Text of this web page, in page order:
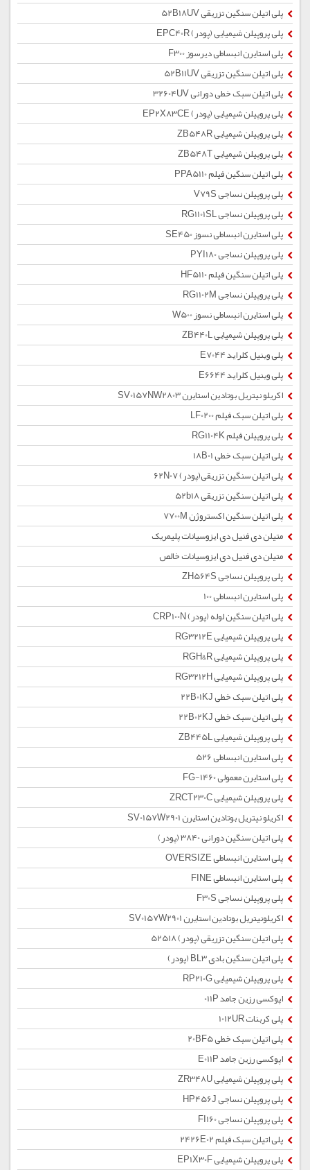
پلی اتیلن سنگین تزریقی 52B18UV
پلی پروپیلن شیمیایی (پودر) EPC40R
پلی استایرن انبساطی دیرسوز F300
پلی اتیلن سنگین تزریقی 52B11UV
پلی اتیلن سبک خطی دورانی 32604UV
پلی پروپیلن شیمیایی (پودر) EP2X83CE
پلی پروپیلن شیمیایی ZB548R
پلی پروپیلن شیمیایی ZB548T
پلی اتیلن سنگین فیلم PPA5110
پلی پروپیلن نساجی V79S
پلی پروپیلن نساجی RG1101SL
پلی استایرن انبساطی نسوز SE450
پلی پروپیلن نساجی PYI180
پلی اتیلن سنگین فیلم HF5110
پلی پروپیلن نساجی RG1102M
پلی استایرن انبساطی نسوز W500
پلی پروپیلن شیمیایی ZB440L
پلی وینیل کلراید E7044
پلی وینیل کلراید E6644
اکریلو نیتریل بوتادین استایرن SV0157NW2803
پلی اتیلن سبک فیلم LF0200
پلی پروپیلن فیلم RG1104K
پلی اتیلن سبک خطی 18B01
پلی اتیلن سنگین تزریقی(پودر) 62N07
پلی اتیلن سنگین تزریقی 52b18
پلی اتیلن سنگین اکستروژن 7700M
متیلن دی فنیل دی ایزوسیانات پلیمریک
متیلن دی فنیل دی ایزوسیانات خالص
پلی پروپیلن نساجی ZH564S
پلی استایرن انبساطی 100
پلی اتیلن سنگین لوله (پودر) CRP100N
پلی پروپیلن شیمیایی RG3212E
پلی پروپیلن شیمیایی RGH&R
پلی پروپیلن شیمیایی RG3212H
پلی اتیلن سبک خطی 22B01KJ
پلی اتیلن سبک خطی 22B02KJ
پلی پروپیلن شیمیایی ZB445L
پلی استایرن انبساطی 526
پلی استایرن معمولی 1460-FG
پلی پروپیلن شیمیایی ZRCT230C
اکریلو نیتریل بوتادین استایرن SV0157W2901
پلی اتیلن سنگین دورانی 3840 (پودر)
پلی استایرن انبساطی OVERSIZE
پلی استایرن انبساطی FINE
پلی پروپیلن نساجی F30S
اکریلونیتریل بوتادین استایرن SV0157W2901
پلی اتیلن سنگین تزریقی (پودر) 52518
پلی اتیلن سنگین بادی BL3 (پودر)
پلی پروپیلن شیمیایی RP210G
اپوکسی رزین جامد 011P
پلی کربنات 1012UR
پلی اتیلن سبک خطی 20BF5
اپوکسی رزین جامد E011P
پلی پروپیلن شیمیایی ZR348U
پلی پروپیلن نساجی HP456J
پلی پروپیلن نساجی FI160
پلی اتیلن سبک فیلم 2426E02
پلی پروپیلن شیمیایی EP1X30F